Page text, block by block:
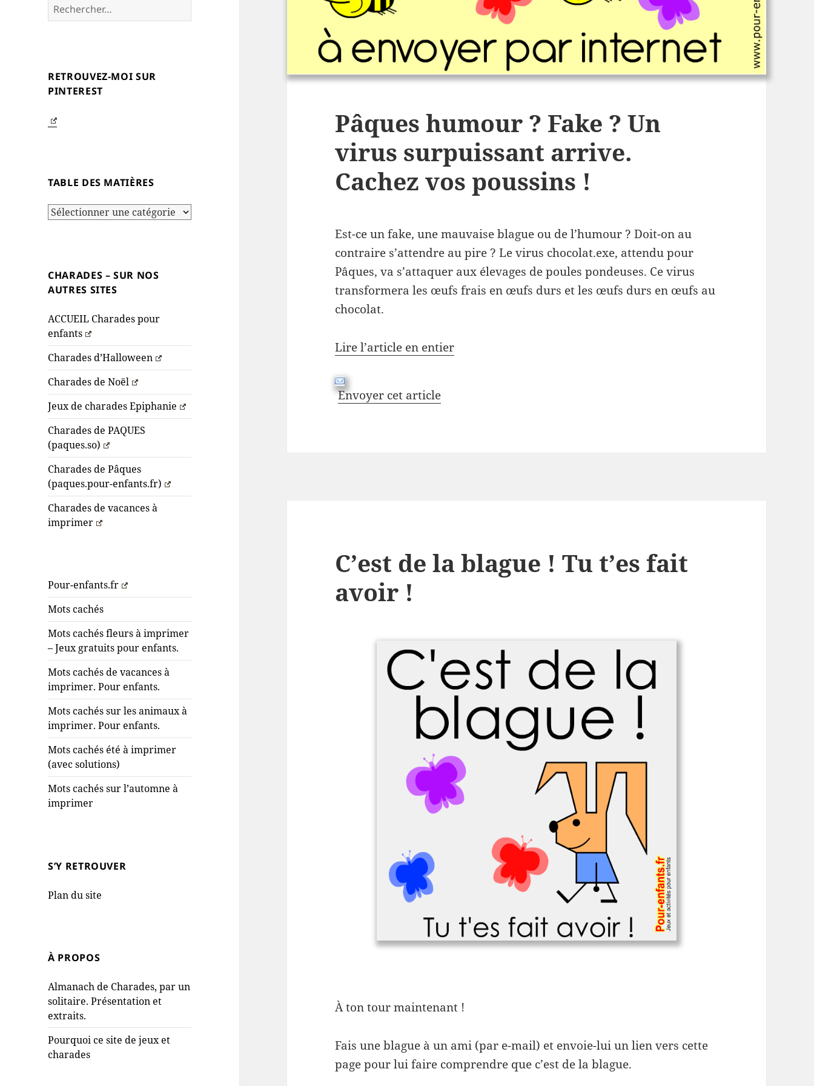
Rechercher :
RETROUVEZ-MOI SUR
PINTEREST
TABLE DES MATIÈRES
Table
CHARADES – SUR NOS
AUTRES SITES
ACCUEIL Charades pour
enfants
Charades d’Halloween
Charades de Noël
Jeux de charades Epiphanie
Charades de PAQUES
(paques.so)
Charades de Pâques
(paques.pour-enfants.fr)
Charades de vacances à
imprimer
Pour-enfants.fr
Mots cachés
Mots cachés fleurs à imprimer
– Jeux gratuits pour enfants.
Mots cachés de vacances à
imprimer. Pour enfants.
Mots cachés sur les animaux à
imprimer. Pour enfants.
Mots cachés été à imprimer
(avec solutions)
Mots cachés sur l’automne à
imprimer
S’Y RETROUVER
Plan du site
À PROPOS
Almanach de Charades, par un
solitaire. Présentation et
extraits.
Pourquoi ce site de jeux et
charades
Pâques humour ? Fake ? Un
virus surpuissant arrive.
Cachez vos poussins !
Est-ce un fake, une mauvaise blague ou de l’humour ? Doit-on au
contraire s’attendre au pire ? Le virus chocolat.exe, attendu pour
Pâques, va s’attaquer aux élevages de poules pondeuses. Ce virus
transformera les œufs frais en œufs durs et les œufs durs en œufs au
chocolat.
Lire l’article en entier
Envoyer cet article
C’est de la blague ! Tu t’es fait
avoir !
À ton tour maintenant !
Fais une blague à un ami (par e-mail) et envoie-lui un lien vers cette
page pour lui faire comprendre que c’est de la blague.